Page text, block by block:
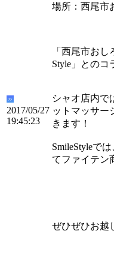
2017/05/27
19:45:23
場所：西尾市
「西尾市お
Style」とのコ
シャオ店内で
ットマッサー
きます！
SmileStyleで
てファイテン
ぜひぜひお越